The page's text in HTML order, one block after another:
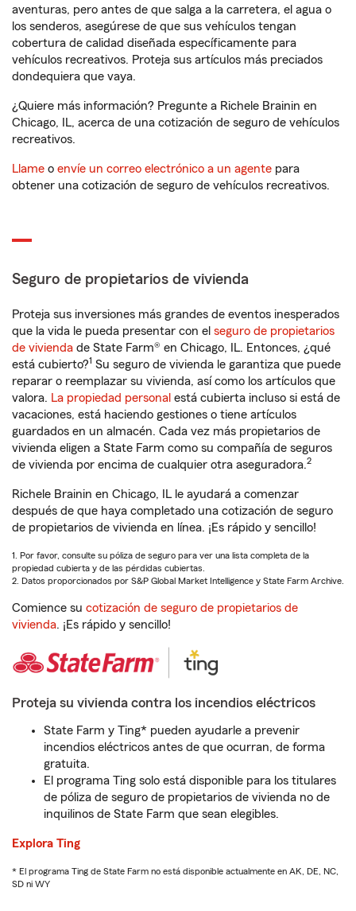
aventuras, pero antes de que salga a la carretera, el agua o
los senderos, asegúrese de que sus vehículos tengan
cobertura de calidad diseñada específicamente para
vehículos recreativos. Proteja sus artículos más preciados
dondequiera que vaya.
¿Quiere más información? Pregunte a Richele Brainin en
Chicago, IL, acerca de una cotización de seguro de vehículos
recreativos.
Llame o envíe un correo electrónico a un agente para
obtener una cotización de seguro de vehículos recreativos.
Seguro de propietarios de vivienda
Proteja sus inversiones más grandes de eventos inesperados
que la vida le pueda presentar con el seguro de propietarios
de vivienda de State Farm® en Chicago, IL. Entonces, ¿qué
está cubierto?1 Su seguro de vivienda le garantiza que puede
reparar o reemplazar su vivienda, así como los artículos que
valora. La propiedad personal está cubierta incluso si está de
vacaciones, está haciendo gestiones o tiene artículos
guardados en un almacén. Cada vez más propietarios de
vivienda eligen a State Farm como su compañía de seguros
de vivienda por encima de cualquier otra aseguradora.2
Richele Brainin en Chicago, IL le ayudará a comenzar
después de que haya completado una cotización de seguro
de propietarios de vivienda en línea. ¡Es rápido y sencillo!
1. Por favor, consulte su póliza de seguro para ver una lista completa de la
propiedad cubierta y de las pérdidas cubiertas.
2. Datos proporcionados por S&P Global Market Intelligence y State Farm Archive.
Comience su cotización de seguro de propietarios de
vivienda. ¡Es rápido y sencillo!
Proteja su vivienda contra los incendios eléctricos
State Farm y Ting* pueden ayudarle a prevenir
incendios eléctricos antes de que ocurran, de forma
gratuita.
El programa Ting solo está disponible para los titulares
de póliza de seguro de propietarios de vivienda no de
inquilinos de State Farm que sean elegibles.
Explora Ting
* El programa Ting de State Farm no está disponible actualmente en AK, DE, NC,
SD ni WY